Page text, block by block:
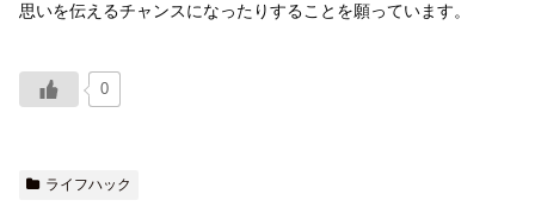
思いを伝えるチャンスになったりすることを願っています。
0
ライフハック